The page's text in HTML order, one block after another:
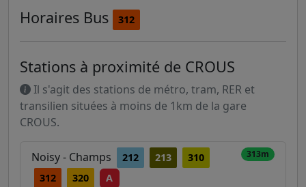
Horaires Bus 312
Stations à proximité de CROUS
Il s'agit des stations de métro, tram, RER et
transilien situées à moins de 1km de la gare
CROUS.
Noisy - Champs 212 213
310
312
320 A
313m